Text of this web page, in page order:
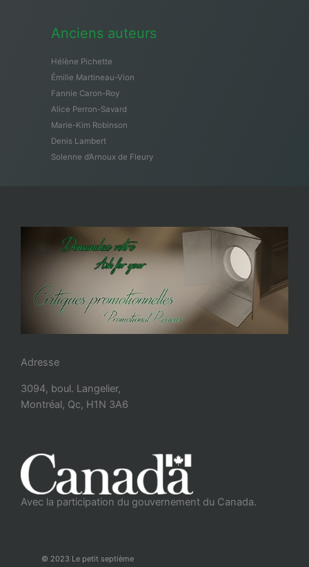
Anciens auteurs
Hélène Pichette
Émilie Martineau-Vion
Fannie Caron-Roy
Alice Perron-Savard
Marie-Kim Robinson
Denis Lambert
Solenne d’Arnoux de Fleury
Adresse
3094, boul. Langelier,
Montréal, Qc, H1N 3A6
Avec la participation du gouvernement du Canada.
© 2023 Le petit septième